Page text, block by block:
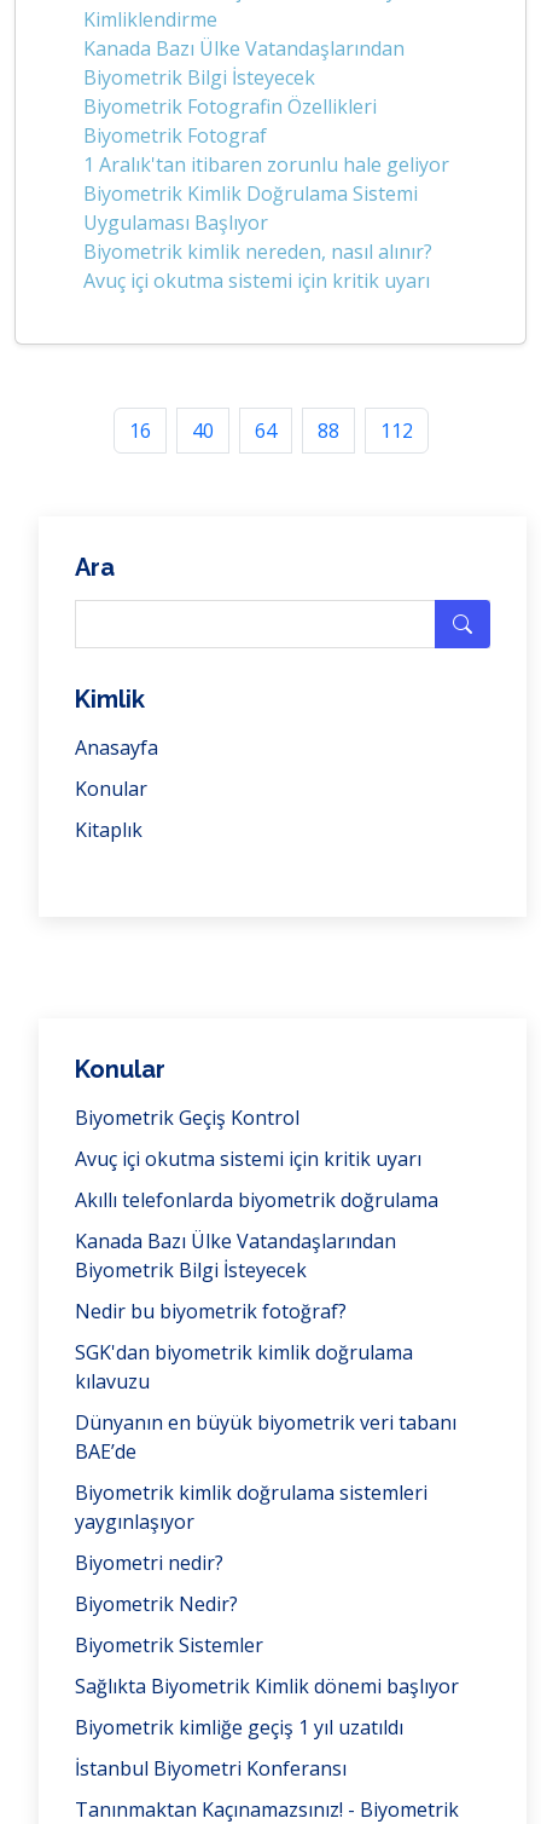
Kimliklendirme
Kanada Bazı Ülke Vatandaşlarından
Biyometrik Bilgi İsteyecek
Biyometrik Fotografin Özellikleri
Biyometrik Fotograf
1 Aralık'tan itibaren zorunlu hale geliyor
Biyometrik Kimlik Doğrulama Sistemi
Uygulaması Başlıyor
Biyometrik kimlik nereden, nasıl alınır?
Avuç içi okutma sistemi için kritik uyarı
16 40 64 88 112
Ara
Kimlik
Anasayfa
Konular
Kitaplık
Konular
Biyometrik Geçiş Kontrol
Avuç içi okutma sistemi için kritik uyarı
Akıllı telefonlarda biyometrik doğrulama
Kanada Bazı Ülke Vatandaşlarından
Biyometrik Bilgi İsteyecek
Nedir bu biyometrik fotoğraf?
SGK'dan biyometrik kimlik doğrulama
kılavuzu
Dünyanın en büyük biyometrik veri tabanı
BAE’de
Biyometrik kimlik doğrulama sistemleri
yaygınlaşıyor
Biyometri nedir?
Biyometrik Nedir?
Biyometrik Sistemler
Sağlıkta Biyometrik Kimlik dönemi başlıyor
Biyometrik kimliğe geçiş 1 yıl uzatıldı
İstanbul Biyometri Konferansı
Tanınmaktan Kaçınamazsınız! - Biyometrik